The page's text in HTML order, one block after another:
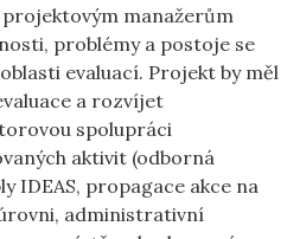
manažerům
problémy a postoje se
evaluací. Projekt by měl
a rozvíjet
spolupráci
aktivit (odborná
IDEAS, propagace akce na
administrativní